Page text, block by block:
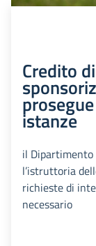
Credito
istanze
il Dipartimento
l’istruttoria
richieste di
necessario